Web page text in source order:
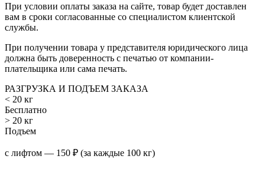
При условии оплаты заказа на сайте, товар будет доставлен
вам в сроки согласованные со специалистом клиентской
службы.
При получении товара у представителя юридического лица
должна быть доверенность с печатью от компании-
плательщика или сама печать.
РАЗГРУЗКА И ПОДЪЕМ ЗАКАЗА
< 20 кг
Бесплатно
> 20 кг
Подъем
с лифтом — 150 ₽ (за каждые 100 кг)